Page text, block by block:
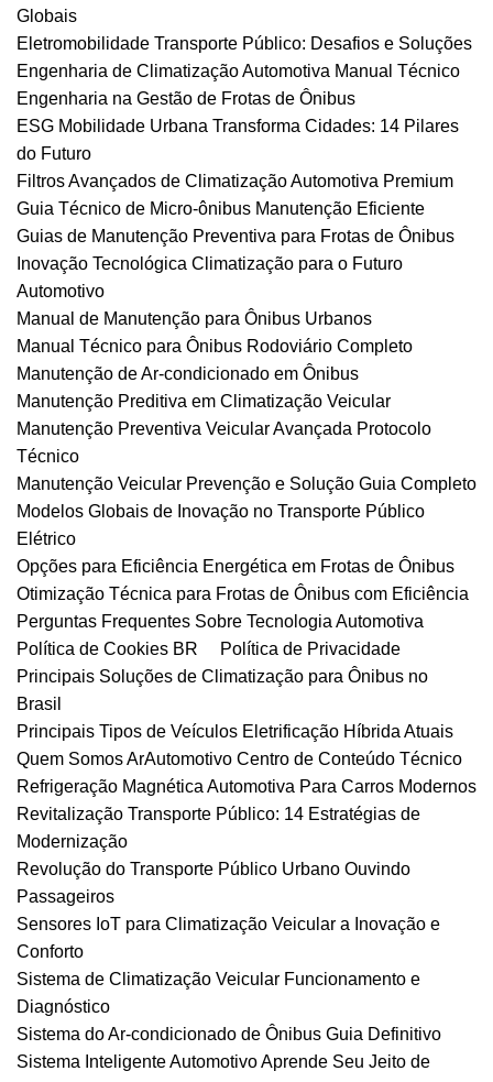
Globais
Eletromobilidade Transporte Público: Desafios e Soluções
Engenharia de Climatização Automotiva Manual Técnico
Engenharia na Gestão de Frotas de Ônibus
ESG Mobilidade Urbana Transforma Cidades: 14 Pilares
do Futuro
Filtros Avançados de Climatização Automotiva Premium
Guia Técnico de Micro-ônibus Manutenção Eficiente
Guias de Manutenção Preventiva para Frotas de Ônibus
Inovação Tecnológica Climatização para o Futuro
Automotivo
Manual de Manutenção para Ônibus Urbanos
Manual Técnico para Ônibus Rodoviário Completo
Manutenção de Ar-condicionado em Ônibus
Manutenção Preditiva em Climatização Veicular
Manutenção Preventiva Veicular Avançada Protocolo
Técnico
Manutenção Veicular Prevenção e Solução Guia Completo
Modelos Globais de Inovação no Transporte Público
Elétrico
Opções para Eficiência Energética em Frotas de Ônibus
Otimização Técnica para Frotas de Ônibus com Eficiência
Perguntas Frequentes Sobre Tecnologia Automotiva
Política de Cookies BR
Política de Privacidade
Principais Soluções de Climatização para Ônibus no
Brasil
Principais Tipos de Veículos Eletrificação Híbrida Atuais
Quem Somos ArAutomotivo Centro de Conteúdo Técnico
Refrigeração Magnética Automotiva Para Carros Modernos
Revitalização Transporte Público: 14 Estratégias de
Modernização
Revolução do Transporte Público Urbano Ouvindo
Passageiros
Sensores IoT para Climatização Veicular a Inovação e
Conforto
Sistema de Climatização Veicular Funcionamento e
Diagnóstico
Sistema do Ar-condicionado de Ônibus Guia Definitivo
Sistema Inteligente Automotivo Aprende Seu Jeito de